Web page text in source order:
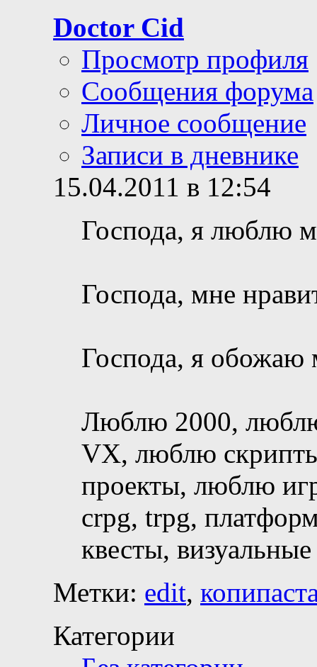
Doctor Cid
Просмотр профиля
Сообщения форума
Личное сообщение
Записи в дневнике
15.04.2011 в 12:54
Господа, я люблю
Господа, мне
Господа, я обожаю
Люблю 2000,
VX, люблю
проекты, люблю
crpg, trpg,
квесты,
Метки: edit,
Категории